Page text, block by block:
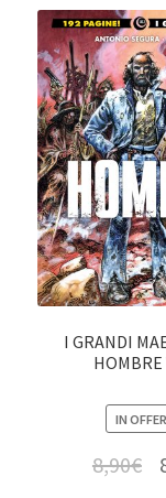
I GRANDI
HOMBRE
IN
8,90€